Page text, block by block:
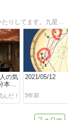
オバチャン占い師のほんの些細な日常を書いたりしてます。九星占いは朝日と富士山の写真ともに毎日更新しています！
の気
位
う人
2021/05/12
5年前